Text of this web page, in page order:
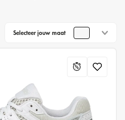
Selecteer jouw maat